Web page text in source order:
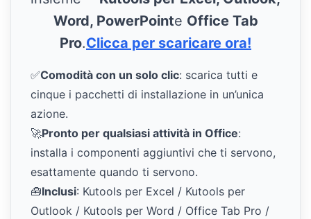
Word, PowerPointe Office Tab
Pro.Clicca per scaricare ora!
✅Comodità con un solo clic: scarica tutti e
cinque i pacchetti di installazione in un’unica
azione.
🚀Pronto per qualsiasi attività in Office:
installa i componenti aggiuntivi che ti servono,
esattamente quando ti servono.
🧰Inclusi: Kutools per Excel / Kutools per
Outlook / Kutools per Word / Office Tab Pro /